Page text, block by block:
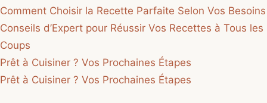
Comment Choisir la Recette Parfaite Selon Vos Besoins
Conseils d’Expert pour Réussir Vos Recettes à Tous les
Coups
Prêt à Cuisiner ? Vos Prochaines Étapes
Prêt à Cuisiner ? Vos Prochaines Étapes